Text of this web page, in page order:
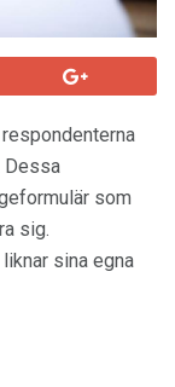
Dessa
som
sig.
sina egna